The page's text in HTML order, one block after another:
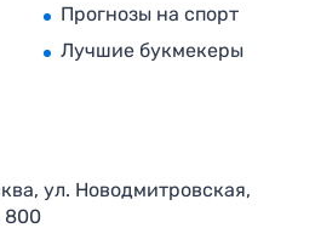
Прогнозы на спорт
Лучшие букмекеры
ул. Новодмитровская,
800